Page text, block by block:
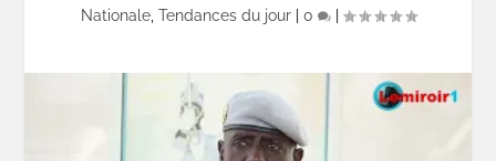
Nationale, Tendances du jour| 0 |